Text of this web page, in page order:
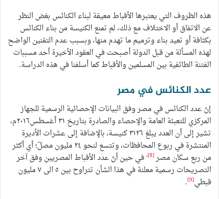
هذه الظروف التي يعتبرها الأقباط معيقة لبناء الكنائس بغض النظر
عن الاتفاق أو الاختلاف مع ذلك، لم تمنع الكنيسة من بناء الكنائس
بكثافة أو تعيد بناء وترميم ما تهدم منها، وبسبب عدم التقنين الواضح
لهذه المسألة من قبل الدولة أصبحت في العقود الأخيرة أحد مسببات
الفتنة الطائفية بين المسلمين والأقباط كما أسلفنا في هذه الدراسة.
عدد الكنائس في مصر
إنّ عدد الكنائس في مصر وفق البيانات الإحصائية الرسمية للجهاز
المركزي للتعبئة العامة والإحصاء والصادرة بتاريخ ٣١ أغسطس٢٠١٦م،
تشير إلى أن العدد يبلغ ٣١٢٦ كنيسة، بالإضافة إلى عشرات الأديرة
المنتشرة في ربوع المحافظات، وتتسع لنحو ٢٤ مليون مصلّ؛ أي أكثر
من ربع سكان مصر[8] ،في حين أنّ عدد الأقباط المصريين وفق آخر
التصريحات رسمية معلنة في هذا الشأن تتراوح بين ٥ الى ٧ مليون
قبطي[9]
.